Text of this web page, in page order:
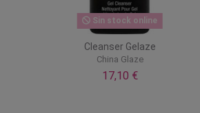
Sin stock online
Cleanser Gelaze
China Glaze
17,10 €